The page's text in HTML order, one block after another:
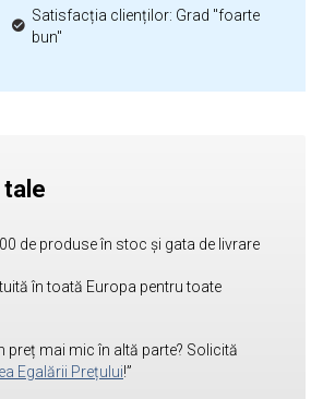
Satisfacția clienților: Grad "foarte
bun"
de produse în stoc și gata de livrare
în toată Europa pentru toate
preț mai mic în altă parte? Solicită
Egalării Prețului!”